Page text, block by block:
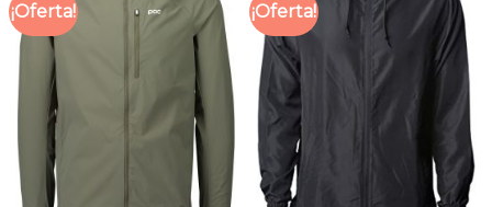
¡Oferta! ¡Oferta!